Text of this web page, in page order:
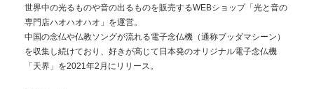
世界中の光るものや音の出るものを販売するWEBショップ「光と音の
専門店ハオハオハオ」を運営。
中国の念仏や仏教ソングが流れる電子念仏機（通称ブッダマシーン）
を収集し続けており、好きが高じて日本発のオリジナル電子念仏機
「天界」を2021年2月にリリース。